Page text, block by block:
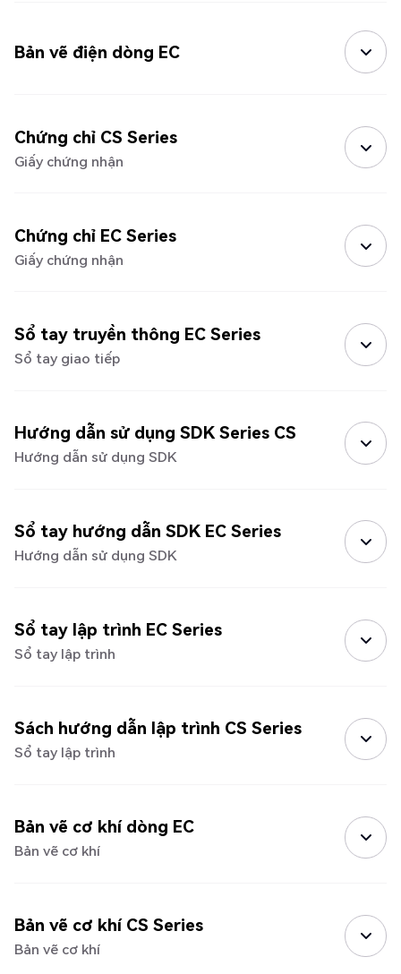
Bản vẽ điện dòng EC
Chứng chỉ CS Series
Giấy chứng nhận
Chứng chỉ EC Series
Giấy chứng nhận
Sổ tay truyền thông EC Series
Sổ tay giao tiếp
Hướng dẫn sử dụng SDK Series CS
Hướng dẫn sử dụng SDK
Sổ tay hướng dẫn SDK EC Series
Hướng dẫn sử dụng SDK
Sổ tay lập trình EC Series
Sổ tay lập trình
Sách hướng dẫn lập trình CS Series
Sổ tay lập trình
Bản vẽ cơ khí dòng EC
Bản vẽ cơ khí
Bản vẽ cơ khí CS Series
Bản vẽ cơ khí